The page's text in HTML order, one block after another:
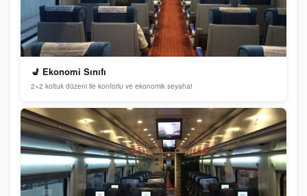
💺 Ekonomi Sınıfı
2+2 koltuk düzeni ile konforlu ve ekonomik seyahat